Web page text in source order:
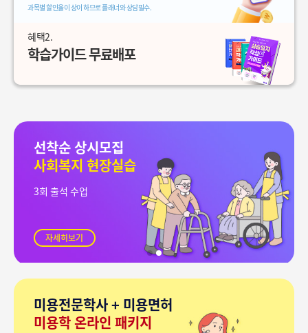
과목별 할인율이 상이 하므로 플래너와 상담필수.
혜택2.
학습가이드 무료배포
선착순 상시모집
사회복지 현장실습
3회 출석 수업
자세히보기
미용전문학사 + 미용면허
미용학 온라인 패키지